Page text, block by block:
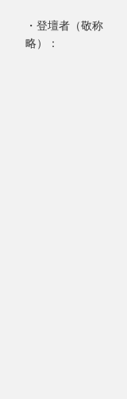
・登壇者（敬称
略）：